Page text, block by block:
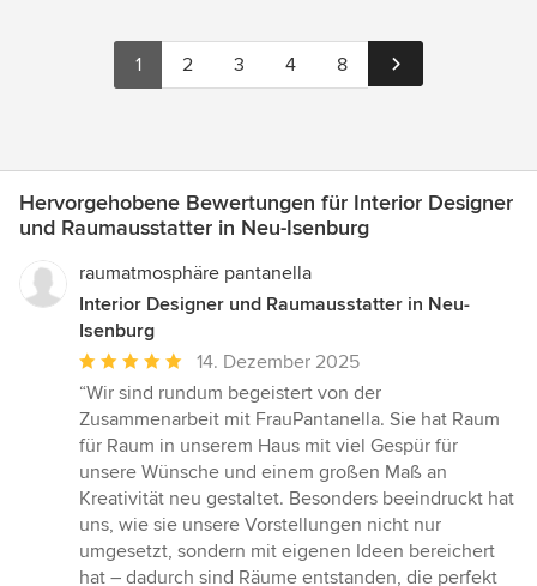
1 2 3 4 8
Hervorgehobene Bewertungen für Interior Designer
und Raumausstatter in Neu-Isenburg
raumatmosphäre pantanella
Interior Designer und Raumausstatter in Neu-
Isenburg
Durchschnittliche
Bewertung:
5
von
5
Sternen
14. Dezember 2025
“Wir sind rundum begeistert von der
Zusammenarbeit mit FrauPantanella. Sie hat Raum
für Raum in unserem Haus mit viel Gespür für
unsere Wünsche und einem großen Maß an
Kreativität neu gestaltet. Besonders beeindruckt hat
uns, wie sie unsere Vorstellungen nicht nur
umgesetzt, sondern mit eigenen Ideen bereichert
hat – dadurch sind Räume entstanden, die perfekt